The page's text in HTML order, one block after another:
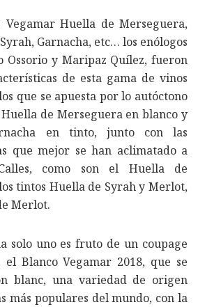
Huella de Merseguera,
Garnacha, etc… los enólogos
Ossorio y Maripaz Quílez, fueron
de esta gama de vinos
que se apuesta por lo autóctono
de Merseguera en blanco y
en tinto, junto con las
que mejor se han aclimatado a
como son el Huella de
tintos Huella de Syrah y Merlot,
Merlot.
solo uno es fruto de un coupage
el Blanco Vegamar 2018, que se
blanc, una variedad de origen
más populares del mundo, con la